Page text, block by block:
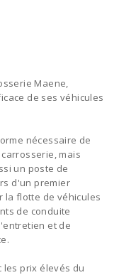
Maene,
de ses véhicules
nécessaire de
mais
un poste de
d'un premier
la flotte de véhicules
de conduite
et de
prix élevés du